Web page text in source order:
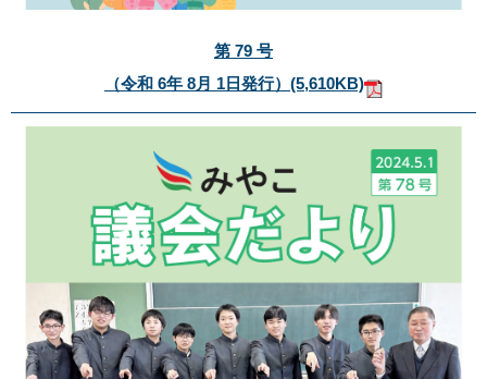
第 79 号
（令和 6年 8月 1日発行） (5,610KB)